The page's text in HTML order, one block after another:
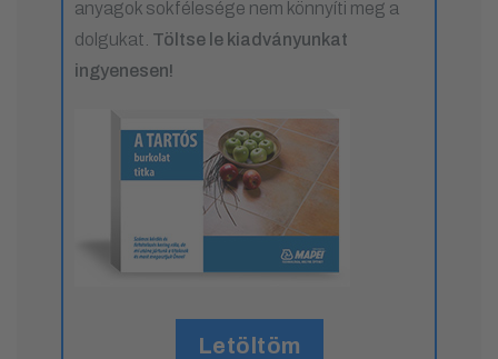
anyagok sokfélesége nem könnyíti meg a
dolgukat. Töltse le kiadványunkat
ingyenesen!
Letöltöm